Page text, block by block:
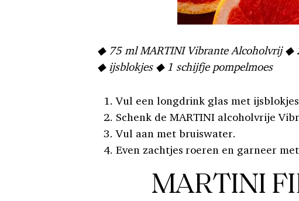
◆ 75 ml MARTINI Vibrante Alcoholvrij ◆
◆ ijsblokjes ◆ 1 schijfje pompelmoes
Vul een longdrink glas met
Schenk de MARTINI alcoholvrije
Vul aan met bruiswater.
Even zachtjes roeren en garneer
MARTINI